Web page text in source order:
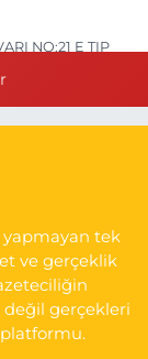
NO:21 E TIP
B ESKİ DEVLET
yapmayan tek
ve gerçeklik
değil gerçekleri